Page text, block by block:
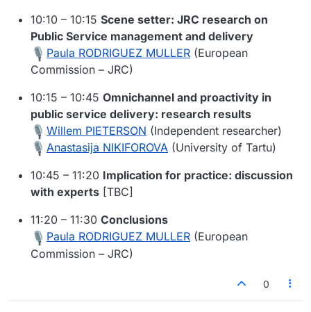
10:10 – 10:15 Scene setter: JRC research on
Public Service management and delivery
Paula RODRIGUEZ MULLER (European
Commission – JRC)
10:15 – 10:45 Omnichannel and proactivity in
public service delivery: research results
Willem PIETERSON (Independent researcher)
Anastasija NIKIFOROVA (University of Tartu)
10:45 – 11:20 Implication for practice: discussion
with experts [TBC]
11:20 – 11:30 Conclusions
Paula RODRIGUEZ MULLER (European
Commission – JRC)
0